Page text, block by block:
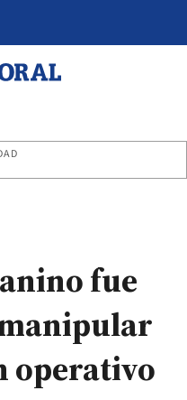
fue
operativo